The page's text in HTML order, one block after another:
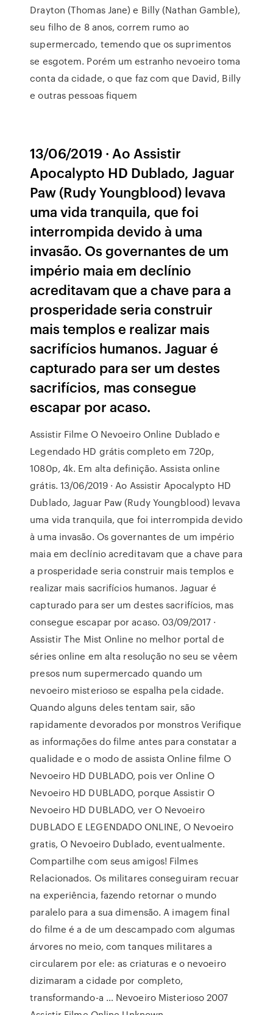
Drayton (Thomas Jane) e Billy (Nathan Gamble),
seu filho de 8 anos, correm rumo ao
supermercado, temendo que os suprimentos
se esgotem. Porém um estranho nevoeiro toma
conta da cidade, o que faz com que David, Billy
e outras pessoas fiquem
13/06/2019 · Ao Assistir
Apocalypto HD Dublado, Jaguar
Paw (Rudy Youngblood) levava
uma vida tranquila, que foi
interrompida devido à uma
invasão. Os governantes de um
império maia em declínio
acreditavam que a chave para a
prosperidade seria construir
mais templos e realizar mais
sacrifícios humanos. Jaguar é
capturado para ser um destes
sacrifícios, mas consegue
escapar por acaso.
Assistir Filme O Nevoeiro Online Dublado e
Legendado HD grátis completo em 720p,
1080p, 4k. Em alta definição. Assista online
grátis. 13/06/2019 · Ao Assistir Apocalypto HD
Dublado, Jaguar Paw (Rudy Youngblood) levava
uma vida tranquila, que foi interrompida devido
à uma invasão. Os governantes de um império
maia em declínio acreditavam que a chave para
a prosperidade seria construir mais templos e
realizar mais sacrifícios humanos. Jaguar é
capturado para ser um destes sacrifícios, mas
consegue escapar por acaso. 03/09/2017 ·
Assistir The Mist Online no melhor portal de
séries online em alta resolução no seu se vêem
presos num supermercado quando um
nevoeiro misterioso se espalha pela cidade.
Quando alguns deles tentam sair, são
rapidamente devorados por monstros Verifique
as informações do filme antes para constatar a
qualidade e o modo de assista Online filme O
Nevoeiro HD DUBLADO, pois ver Online O
Nevoeiro HD DUBLADO, porque Assistir O
Nevoeiro HD DUBLADO, ver O Nevoeiro
DUBLADO E LEGENDADO ONLINE, O Nevoeiro
gratis, O Nevoeiro Dublado, eventualmente.
Compartilhe com seus amigos! Filmes
Relacionados. Os militares conseguiram recuar
na experiência, fazendo retornar o mundo
paralelo para a sua dimensão. A imagem final
do filme é a de um descampado com algumas
árvores no meio, com tanques militares a
circularem por ele: as criaturas e o nevoeiro
dizimaram a cidade por completo,
transformando-a … Nevoeiro Misterioso 2007